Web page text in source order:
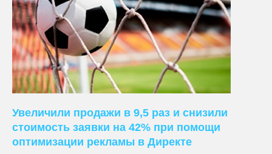
Увеличили продажи в 9,5 раз и снизили
стоимость заявки на 42% при помощи
оптимизации рекламы в Директе